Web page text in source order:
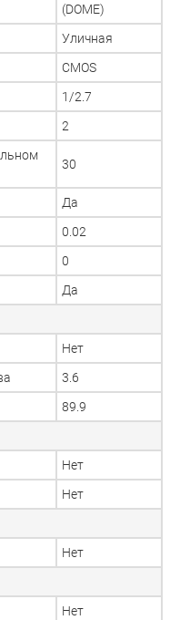
(DOME)
Уличная
CMOS
1/2.7
2
30
Да
0.02
0
Да
Нет
3.6
89.9
Нет
Нет
Нет
Нет